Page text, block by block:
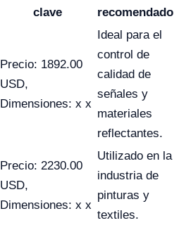
clave
recomendado
Precio: 1892.00
USD,
Dimensiones: x x
Ideal para el
control de
calidad de
señales y
materiales
reflectantes.
Precio: 2230.00
USD,
Dimensiones: x x
Utilizado en la
industria de
pinturas y
textiles.